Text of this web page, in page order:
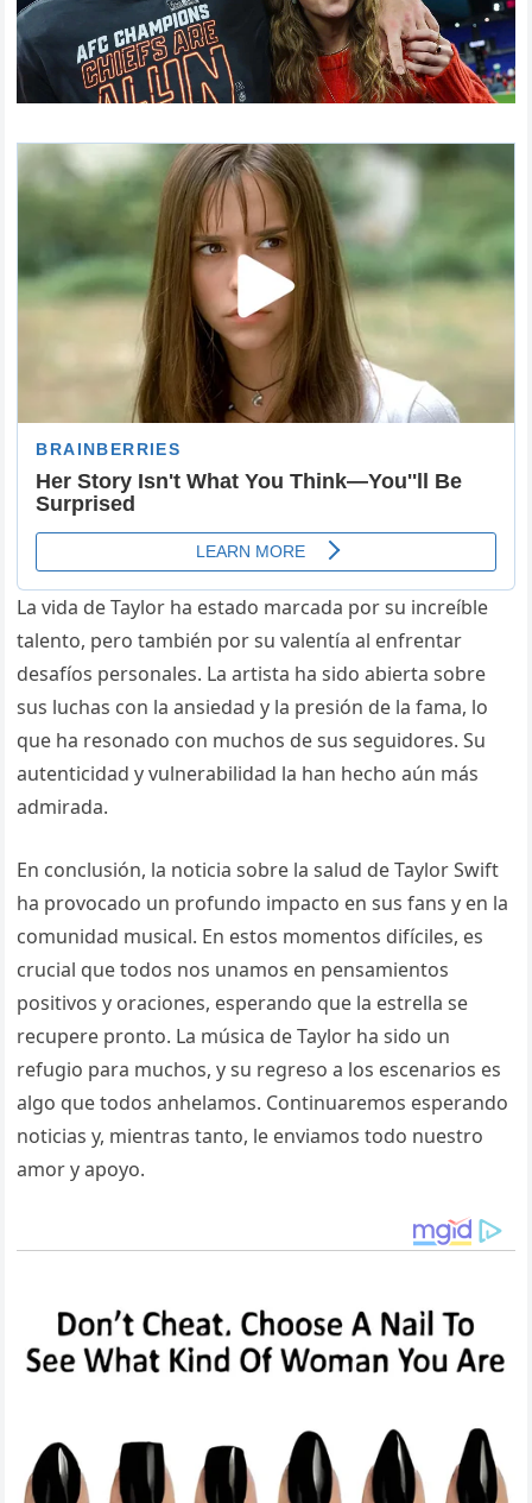
La vida de Taylor ha estado marcada por su increíble
talento, pero también por su valentía al enfrentar
desafíos personales. La artista ha sido abierta sobre
sus luchas con la ansiedad y la presión de la fama, lo
que ha resonado con muchos de sus seguidores. Su
autenticidad y vulnerabilidad la han hecho aún más
admirada.
En conclusión, la noticia sobre la salud de Taylor Swift
ha provocado un profundo impacto en sus fans y en la
comunidad musical. En estos momentos difíciles, es
crucial que todos nos unamos en pensamientos
positivos y oraciones, esperando que la estrella se
recupere pronto. La música de Taylor ha sido un
refugio para muchos, y su regreso a los escenarios es
algo que todos anhelamos. Continuaremos esperando
noticias y, mientras tanto, le enviamos todo nuestro
amor y apoyo.